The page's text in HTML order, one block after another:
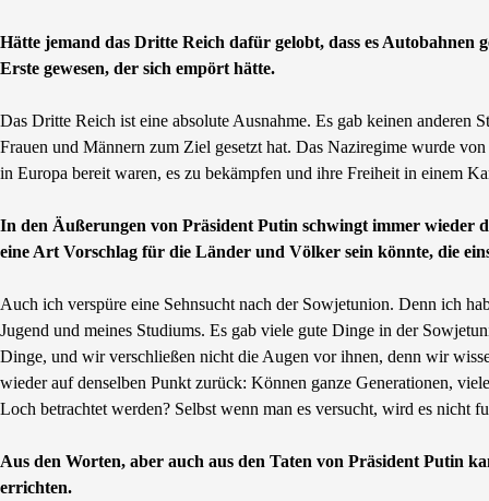
Hätte jemand das Dritte Reich dafür gelobt, dass es
Erste gewesen, der sich empört hätte.
Das Dritte Reich ist eine absolute Ausnahme. Es gab keinen
Frauen und Männern zum Ziel gesetzt hat. Das Naziregime wurde
in Europa bereit waren, es zu bekämpfen und ihre Freiheit in einem
In den Äußerungen von Präsident Putin schwingt immer wieder
eine Art Vorschlag für die Länder und Völker sein könnte, die
Auch ich verspüre eine Sehnsucht nach der Sowjetunion. Denn ich
Jugend und meines Studiums. Es gab viele gute Dinge in der
Dinge, und wir verschließen nicht die Augen vor ihnen, denn wir
wieder auf denselben Punkt zurück: Können ganze Generationen,
Loch betrachtet werden? Selbst wenn man es versucht, wird es nicht
Aus den Worten, aber auch aus den Taten von Präsident Putin
errichten.